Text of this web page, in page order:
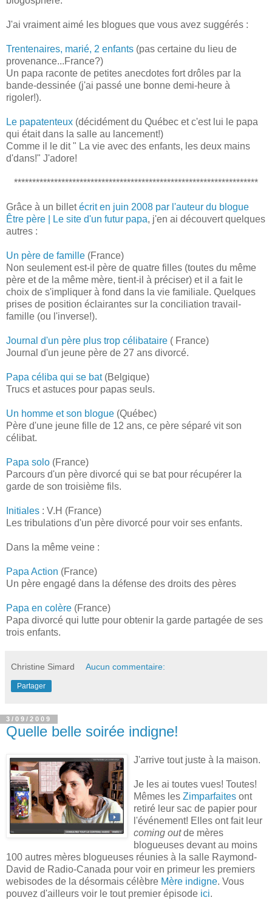
J'ai vraiment aimé les blogues que vous avez suggérés :
Trentenaires, marié, 2 enfants (pas certaine du lieu de
provenance...France?)
Un papa raconte de petites anecdotes fort drôles par la
bande-dessinée (j'ai passé une bonne demi-heure à
rigoler!).
Le papatenteux (décidément du Québec et c'est lui le papa
qui était dans la salle au lancement!)
Comme il le dit " La vie avec des enfants, les deux mains
d'dans!" J'adore!
*******************************************************************
Grâce à un billetécrit en juin 2008 par l'auteur du blogue
Être père | Le site d'un futur papa, j'en ai découvert quelques
autres :
Un père de famille (France)
Non seulement est-il père de quatre filles (toutes du même
père et de la même mère, tient-il à préciser) et il a fait le
choix de s'impliquer à fond dans la vie familiale. Quelques
prises de position éclairantes sur la conciliation travail-
famille (ou l'inverse!).
Journal d'un père plus trop célibataire ( France)
Journal d'un jeune père de 27 ans divorcé.
Papa céliba qui se bat(Belgique)
Trucs et astuces pour papas seuls.
Un homme et son blogue (Québec)
Père d'une jeune fille de 12 ans, ce père séparé vit son
célibat.
Papa solo (France)
Parcours d'un père divorcé qui se bat pour récupérer la
garde de son troisième fils.
Initiales : V.H (France)
Les tribulations d'un père divorcé pour voir ses enfants.
Dans la même veine :
Papa Action (France)
Un père engagé dans la défense des droits des pères
Papa en colère (France)
Papa divorcé qui lutte pour obtenir la garde partagée de ses
trois enfants.
Christine Simard Aucun commentaire:
Partager
3/09/2009
Quelle belle soirée indigne!
J'arrive tout juste à la maison.
Je les ai toutes vues! Toutes!
Mêmes les Zimparfaites ont
retiré leur sac de papier pour
l'événement! Elles ont fait leur
coming outde mères
blogueuses devant au moins
100 autres mères blogueuses réunies à la salle Raymond-
David de Radio-Canada pour voir en primeur les premiers
webisodes de la désormais célèbre Mère indigne. Vous
pouvez d'ailleurs voir le tout premier épisode ici.